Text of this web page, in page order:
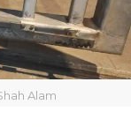
Alam